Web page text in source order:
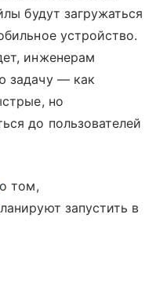
будут загружаться
устройство.
инженерам
задачу — как
но
до пользователей
о том,
запустить в